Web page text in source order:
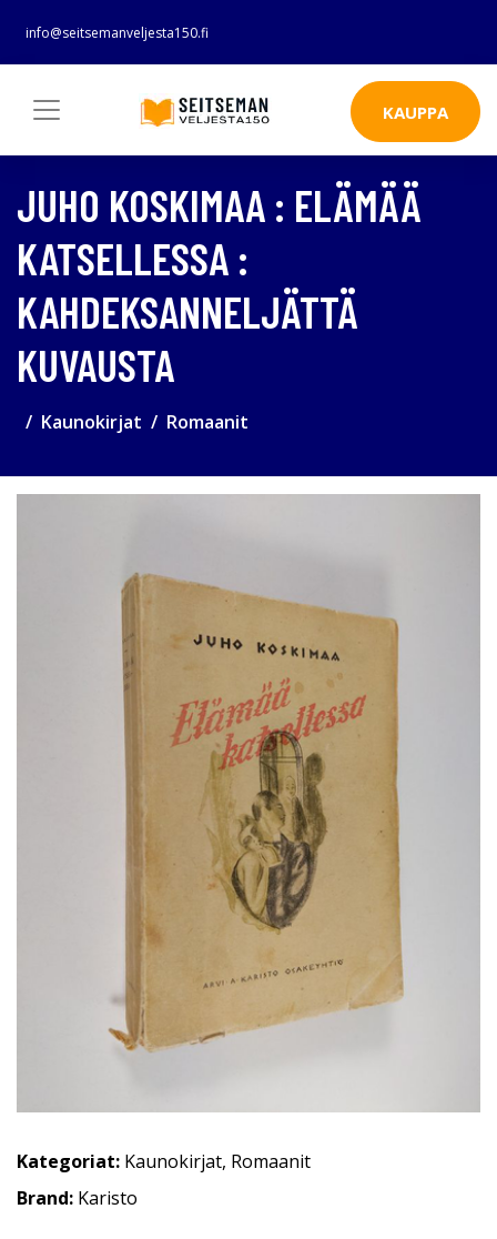
info@seitsemanveljesta150.fi
KAUPPA
JUHO KOSKIMAA : ELÄMÄÄ
KATSELLESSA :
KAHDEKSANNELJÄTTÄ
KUVAUSTA
Kaunokirjat Romaanit
Kategoriat: Kaunokirjat, Romaanit
Brand: Karisto